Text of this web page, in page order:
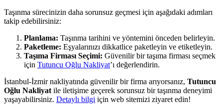
Taşınma sürecinizin daha sorunsuz geçmesi için aşağıdaki adımları
takip edebilirsiniz:
Planlama: Taşınma tarihini ve yöntemini önceden belirleyin.
Paketleme: Eşyalarınızı dikkatlice paketleyin ve etiketleyin.
Taşıma Firması Seçimi: Güvenilir bir taşıma firması seçmek
için Tutuncu Oğlu Nakliyat’ı değerlendirin.
İstanbul-İzmir nakliyatında güvenilir bir firma arıyorsanız, Tutuncu
Oğlu Nakliyat ile iletişime geçerek sorunsuz bir taşınma deneyimi
yaşayabilirsiniz. Detaylı bilgi için web sitemizi ziyaret edin!